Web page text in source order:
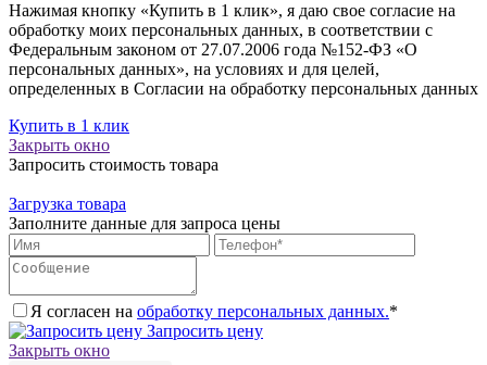
Нажимая кнопку «Купить в 1 клик», я даю свое согласие на
обработку моих персональных данных, в соответствии с
Федеральным законом от 27.07.2006 года №152-ФЗ «О
персональных данных», на условиях и для целей,
определенных в Согласии на обработку персональных данных
Купить в 1 клик
Закрыть окно
Запросить стоимость товара
Загрузка товара
Заполните данные для запроса цены
Я согласен на обработку персональных данных.*
Запросить цену
Закрыть окно